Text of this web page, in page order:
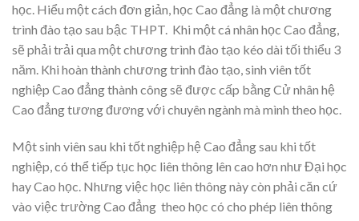
học. Hiểu một cách đơn giản, học Cao đẳng là một chương
trình đào tạo sau bậc THPT. Khi một cá nhân học Cao đẳng,
sẽ phải trải qua một chương trình đào tạo kéo dài tối thiểu 3
năm. Khi hoàn thành chương trình đào tạo, sinh viên tốt
nghiệp Cao đẳng thành công sẽ được cấp bằng Cử nhân hệ
Cao đẳng tương đương với chuyên ngành mà mình theo học.
Một sinh viên sau khi tốt nghiệp hệ Cao đẳng sau khi tốt
nghiệp, có thể tiếp tục học liên thông lên cao hơn như Đại học
hay Cao học. Nhưng việc học liên thông này còn phải căn cứ
vào việc trường Cao đẳng theo học có cho phép liên thông